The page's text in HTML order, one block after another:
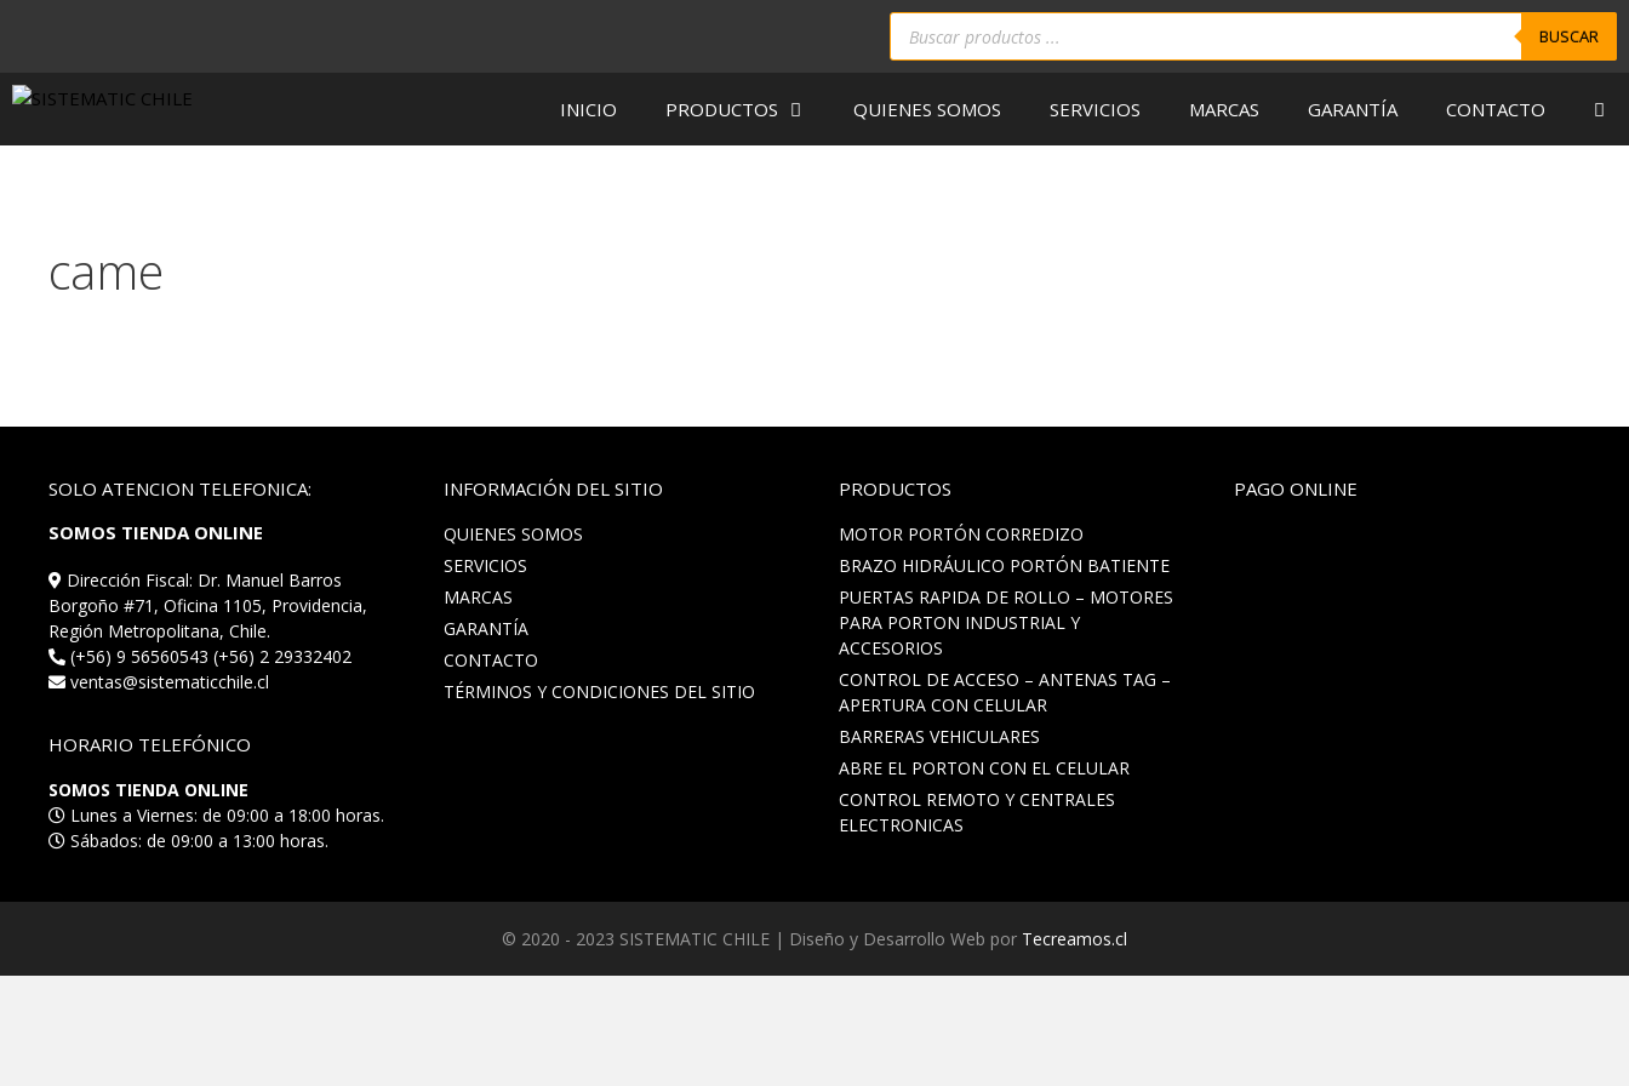
BUSCAR
INICIO PRODUCTOS QUIENES SOMOS SERVICIOS MARCAS GARANTÍA CONTACTO
came
SOLO ATENCION TELEFONICA:
SOMOS TIENDA ONLINE
Dirección Fiscal: Dr. Manuel Barros
Borgoño #71, Oficina 1105, Providencia,
Región Metropolitana, Chile.
(+56) 9 56560543 (+56) 2 29332402
ventas@sistematicchile.cl
HORARIO TELEFÓNICO
SOMOS TIENDA ONLINE
Lunes a Viernes: de 09:00 a 18:00 horas.
Sábados: de 09:00 a 13:00 horas.
INFORMACIÓN DEL SITIO
QUIENES SOMOS
SERVICIOS
MARCAS
GARANTÍA
CONTACTO
TÉRMINOS Y CONDICIONES DEL SITIO
PRODUCTOS
MOTOR PORTÓN CORREDIZO
BRAZO HIDRÁULICO PORTÓN BATIENTE
PUERTAS RAPIDA DE ROLLO – MOTORES
PARA PORTON INDUSTRIAL Y
ACCESORIOS
CONTROL DE ACCESO – ANTENAS TAG –
APERTURA CON CELULAR
BARRERAS VEHICULARES
ABRE EL PORTON CON EL CELULAR
CONTROL REMOTO Y CENTRALES
ELECTRONICAS
PAGO ONLINE
© 2020 - 2023 SISTEMATIC CHILE | Diseño y Desarrollo Web por Tecreamos.cl